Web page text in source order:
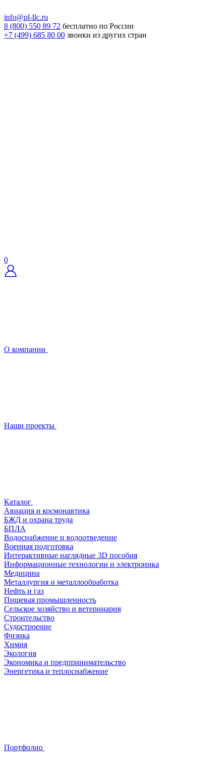
info@pl-llc.ru
8 (800) 550 89 72 бесплатно по России
+7 (499) 685 80 00 звонки из других стран
0
О компании
Наши проекты
Каталог
Авиация и космонавтика
БЖД и охрана труда
БПЛА
Водоснабжение и водоотведение
Военная подготовка
Интерактивные наглядные 3D пособия
Информационные технологии и электроника
Медицина
Металлургия и металлообработка
Нефть и газ
Пищевая промышленность
Сельское хозяйство и ветеринария
Строительство
Судостроение
Физика
Химия
Экология
Экономика и предпринимательство
Энергетика и теплоснабжение
Портфолио